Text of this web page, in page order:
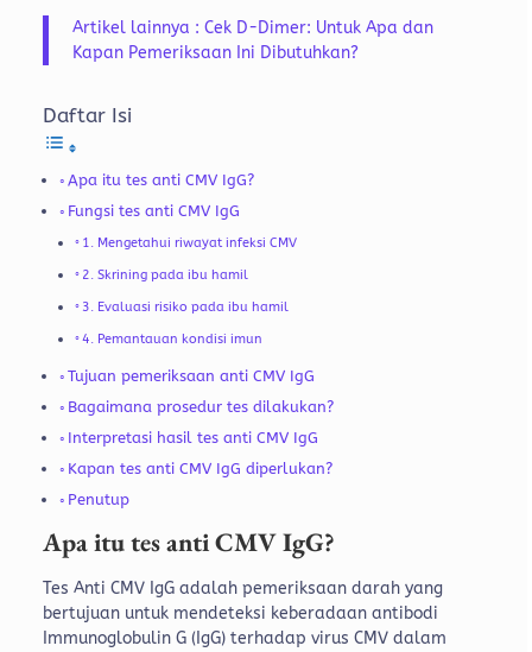
Artikel lainnya : Cek D-Dimer: Untuk Apa dan
Kapan Pemeriksaan Ini Dibutuhkan?
Daftar Isi
Apa itu tes anti CMV IgG?
Fungsi tes anti CMV IgG
1. Mengetahui riwayat infeksi CMV
2. Skrining pada ibu hamil
3. Evaluasi risiko pada ibu hamil
4. Pemantauan kondisi imun
Tujuan pemeriksaan anti CMV IgG
Bagaimana prosedur tes dilakukan?
Interpretasi hasil tes anti CMV IgG
Kapan tes anti CMV IgG diperlukan?
Penutup
Apa itu tes anti CMV IgG?
Tes Anti CMV IgG adalah pemeriksaan darah yang
bertujuan untuk mendeteksi keberadaan antibodi
Immunoglobulin G (IgG) terhadap virus CMV dalam